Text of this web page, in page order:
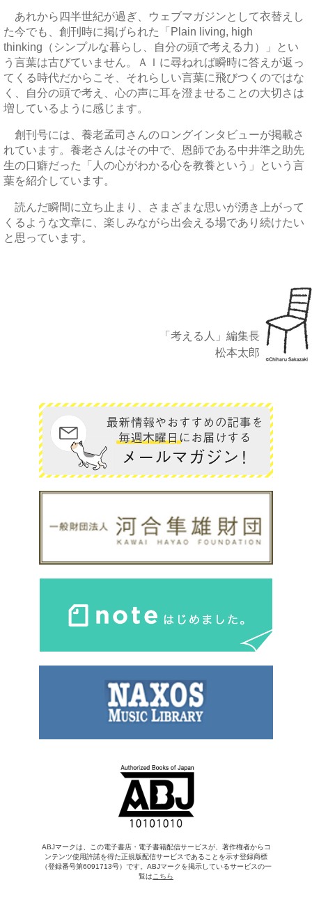
あれから四半世紀が過ぎ、ウェブマガジンとして衣替えし
た今でも、創刊時に掲げられた「Plain living, high
thinking（シンプルな暮らし、自分の頭で考える力）」とい
う言葉は古びていません。ＡＩに尋ねれば瞬時に答えが返っ
てくる時代だからこそ、それらしい言葉に飛びつくのではな
く、自分の頭で考え、心の声に耳を澄ませることの大切さは
増しているように感じます。
創刊号には、養老孟司さんのロングインタビューが掲載さ
れています。養老さんはその中で、恩師である中井準之助先
生の口癖だった「人の心がわかる心を教養という」という言
葉を紹介しています。
読んだ瞬間に立ち止まり、さまざまな思いが湧き上がって
くるような文章に、楽しみながら出会える場であり続けたい
と思っています。
「考える人」編集長
松本太郎
ABJマークは、この電子書店・電子書籍配信サービスが、著作権者からコ
ンテンツ使用許諾を得た正規版配信サービスであることを示す登録商標
（登録番号第6091713号）です。ABJマークを掲示しているサービスの一
覧は こちら